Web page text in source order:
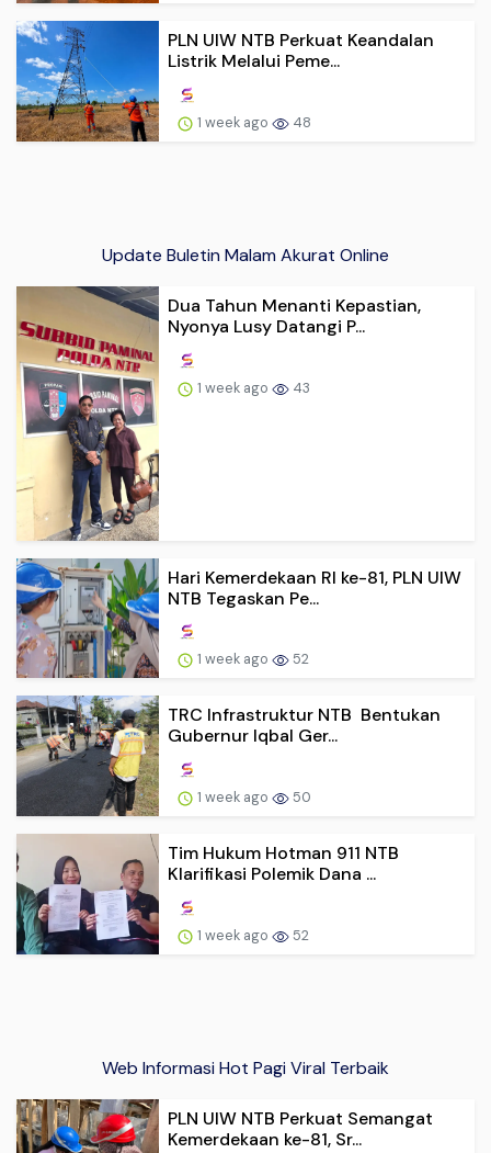
PLN UIW NTB Perkuat Keandalan
Listrik Melalui Peme...
1 week ago 48
Update Buletin Malam Akurat Online
Dua Tahun Menanti Kepastian,
Nyonya Lusy Datangi P...
1 week ago 43
Hari Kemerdekaan RI ke-81, PLN UIW
NTB Tegaskan Pe...
1 week ago 52
TRC Infrastruktur NTB Bentukan
Gubernur Iqbal Ger...
1 week ago 50
Tim Hukum Hotman 911 NTB
Klarifikasi Polemik Dana ...
1 week ago 52
Web Informasi Hot Pagi Viral Terbaik
PLN UIW NTB Perkuat Semangat
Kemerdekaan ke-81, Sr...